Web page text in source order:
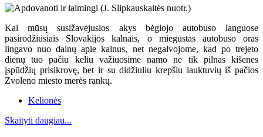
Kai mūsų susižavėjusios akys bėgiojo autobuso languose
pasirodžiusiais Slovakijos kalnais, o miegūstas autobuso oras
lingavo nuo dainų apie kalnus, net negalvojome, kad po trejeto
dienų tuo pačiu keliu važiuosime namo ne tik pilnas kišenes
įspūdžių prisikrovę, bet ir su didžiuliu krepšiu lauktuvių iš pačios
Zvoleno miesto merės rankų.
Kelionės
Skaityti daugiau...